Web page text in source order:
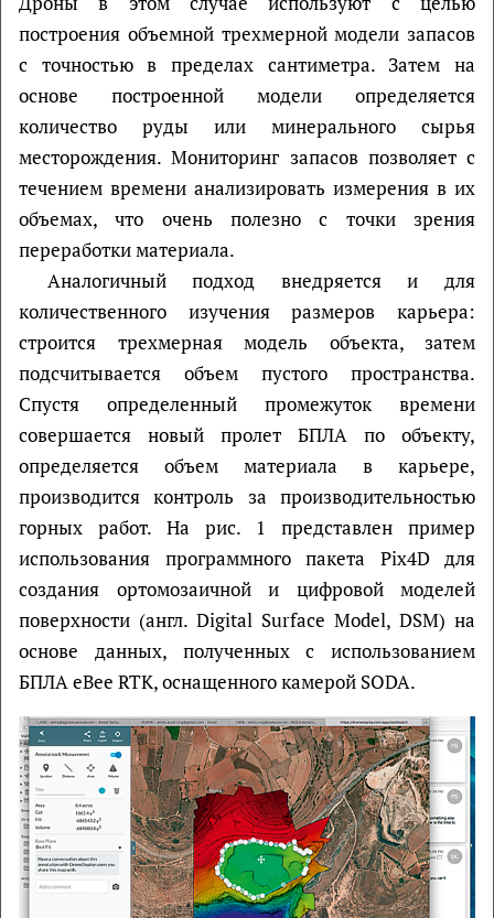
построения объемной трехмерной модели запасов
с точностью в пределах сантиметра. Затем на
основе построенной модели определяется
количество руды или минерального сырья
месторождения. Мониторинг запасов позволяет с
течением времени анализировать измерения в их
объемах, что очень полезно с точки зрения
переработки материала.
Аналогичный подход внедряется и для
количественного изучения размеров карьера:
строится трехмерная модель объекта, затем
подсчитывается объем пустого пространства.
Спустя определенный промежуток времени
совершается новый пролет БПЛА по объекту,
определяется объем материала в карьере,
производится контроль за производительностью
горных работ. На рис. 1 представлен пример
использования программного пакета Pix4D для
создания ортомозаичной и цифровой моделей
поверхности (англ. Digital Surface Model, DSM) на
основе данных, полученных с использованием
БПЛА eBee RTK, оснащенного камерой SODA.